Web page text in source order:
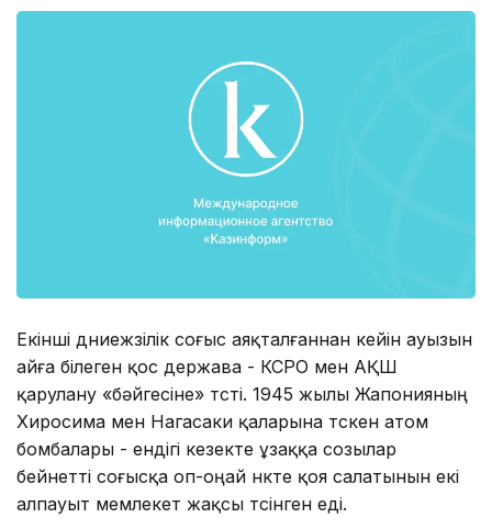
Екінші дүниежүзілік соғыс аяқталғаннан кейін ауызын
айға білеген қос держава - КСРО мен АҚШ
қарулану «бәйгесіне» түсті. 1945 жылы Жапонияның
Хиросима мен Нагасаки қаларына түскен атом
бомбалары - ендігі кезекте ұзаққа созылар
бейнетті соғысқа оп-оңай нүкте қоя салатынын екі
алпауыт мемлекет жақсы түсінген еді.